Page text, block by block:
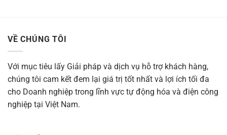
VỀ CHÚNG TÔI
Với mục tiêu lấy Giải pháp và dịch vụ hỗ trợ khách hàng,
chúng tôi cam kết đem lại giá trị tốt nhất và lợi ích tối đa
cho Doanh nghiệp trong lĩnh vực tự động hóa và điện công
nghiệp tại Việt Nam.